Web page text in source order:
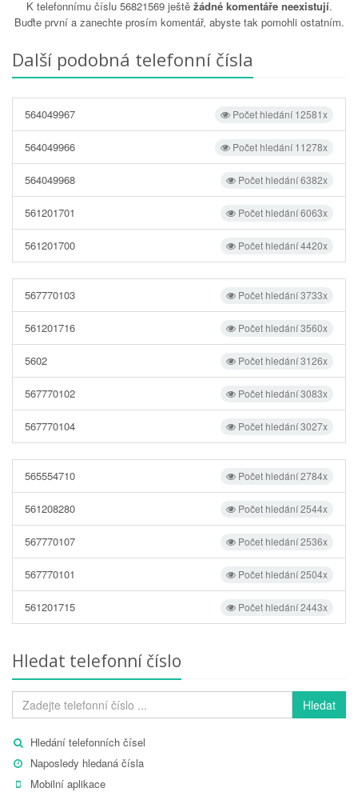
K telefonnímu číslu 56821569 ještě žádné komentáře neexistují.
Buďte první a zanechte prosím komentář, abyste tak pomohli ostatním.
Další podobná telefonní čísla
Počet hledání 12581x
564049967
Počet hledání 11278x
564049966
Počet hledání 6382x
564049968
Počet hledání 6063x
561201701
Počet hledání 4420x
561201700
Počet hledání 3733x
567770103
Počet hledání 3560x
561201716
Počet hledání 3126x
5602
Počet hledání 3083x
567770102
Počet hledání 3027x
567770104
Počet hledání 2784x
565554710
Počet hledání 2544x
561208280
Počet hledání 2536x
567770107
Počet hledání 2504x
567770101
Počet hledání 2443x
561201715
Hledat telefonní číslo
Hledat
Hledání telefonních čísel
Naposledy hledaná čísla
Mobilní aplikace